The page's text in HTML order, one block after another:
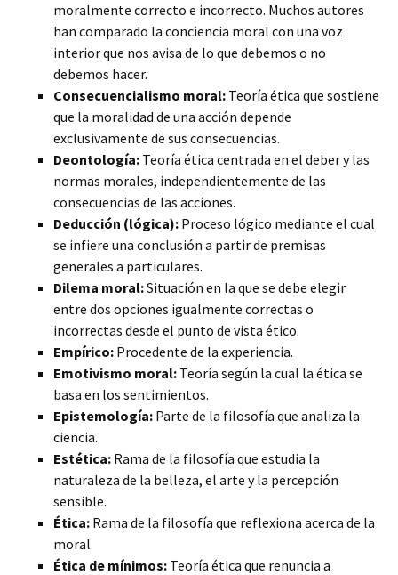
moralmente correcto e incorrecto. Muchos autores
han comparado la conciencia moral con una voz
interior que nos avisa de lo que debemos o no
debemos hacer.
Consecuencialismo moral: Teoría ética que sostiene
que la moralidad de una acción depende
exclusivamente de sus consecuencias.
Deontología: Teoría ética centrada en el deber y las
normas morales, independientemente de las
consecuencias de las acciones.
Deducción (lógica): Proceso lógico mediante el cual
se infiere una conclusión a partir de premisas
generales a particulares.
Dilema moral:Situación en la que se debe elegir
entre dos opciones igualmente correctas o
incorrectas desde el punto de vista ético.
Empírico: Procedente de la experiencia.
Emotivismo moral: Teoría según la cual la ética se
basa en los sentimientos.
Epistemología: Parte de la filosofía que analiza la
ciencia.
Estética: Rama de la filosofía que estudia la
naturaleza de la belleza, el arte y la percepción
sensible.
Ética: Rama de la filosofía que reflexiona acerca de la
moral.
Ética de mínimos: Teoría ética que renuncia a